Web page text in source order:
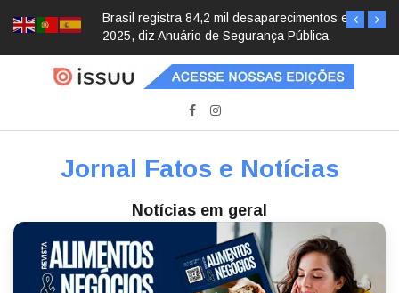
Brasil registra 84,2 mil desaparecimentos em
2025, diz Anuário de Segurança Pública
Jornal Fatos e Notícias
Notícias em geral